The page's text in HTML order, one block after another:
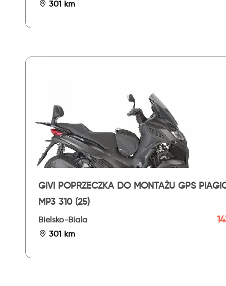
301 km
GIVI POPRZECZKA DO MONTAŻU GPS
MP3 310 (25)
Bielsko-Biala
301 km